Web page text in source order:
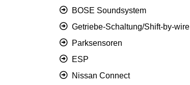
BOSE Soundsystem
Getriebe-Schaltung/Shift-by-wire
Parksensoren
ESP
Nissan Connect